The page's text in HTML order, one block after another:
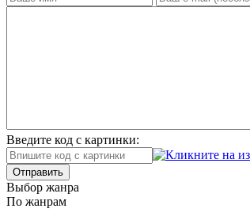
Введите код с картинки:
Отправить
Вы­бор жан­ра
По жан­рам